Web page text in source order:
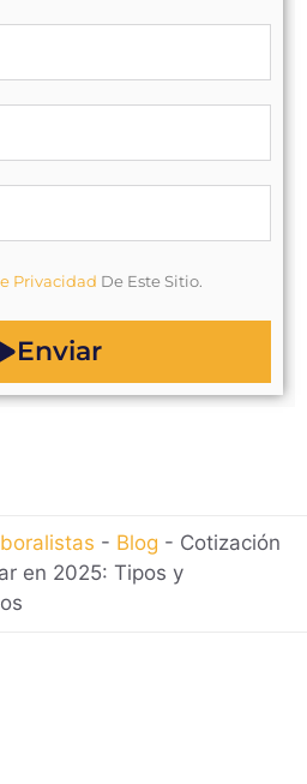
Privacidad De Este Sitio.
Enviar
- Blog - Cotización
en 2025: Tipos y